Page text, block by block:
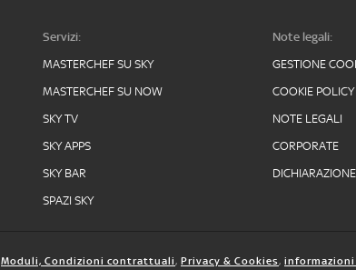
Servizi:
MASTERCHEF SU SKY
MASTERCHEF SU NOW
SKY TV
SKY APPS
SKY BAR
SPAZI SKY
Note legali:
GESTIONE
COOKIE POLICY
NOTE LEGALI
CORPORATE
Moduli, Condizioni contrattuali, Privacy & Cookies,